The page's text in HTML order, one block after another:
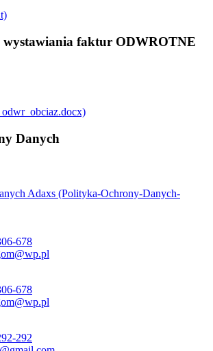
faktur ODWROTNE
Danych
Adaxs (Polityka-Ochrony-Danych-
678
678
292